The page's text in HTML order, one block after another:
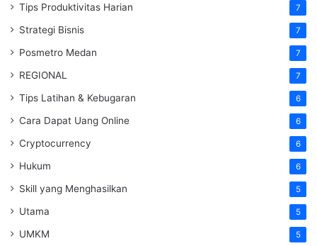
Tips Produktivitas Harian 7
Strategi Bisnis 7
Posmetro Medan 7
REGIONAL 7
Tips Latihan & Kebugaran 6
Cara Dapat Uang Online 6
Cryptocurrency 6
Hukum 6
Skill yang Menghasilkan 5
Utama 5
UMKM 5